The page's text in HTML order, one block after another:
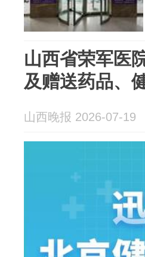
山西省荣军医
及赠送药品、
山西晚报 2026-07-19